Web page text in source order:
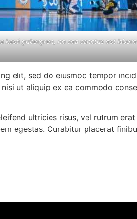
kasd gubergren, no sea sanctus est
elit, sed do eiusmod tempor
ut aliquip ex ea commodo
ultricies risus, vel rutrum
egestas. Curabitur placerat